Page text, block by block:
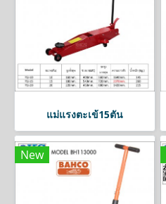
แม่แรงตะเข้15ตัน
New